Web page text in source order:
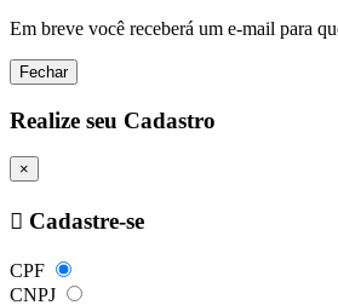
Em breve você receberá um e-mail para
Fechar
Realize seu Cadastro
×
Cadastre-se
CPF
CNPJ